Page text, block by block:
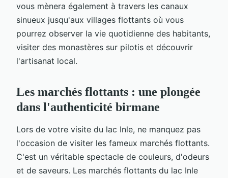
vous mènera également à travers les canaux
sinueux jusqu'aux villages flottants où vous
pourrez observer la vie quotidienne des habitants,
visiter des monastères sur pilotis et découvrir
l'artisanat local.
Les marchés flottants : une plongée
dans l'authenticité birmane
Lors de votre visite du lac Inle, ne manquez pas
l'occasion de visiter les fameux marchés flottants.
C'est un véritable spectacle de couleurs, d'odeurs
et de saveurs. Les marchés flottants du lac Inle